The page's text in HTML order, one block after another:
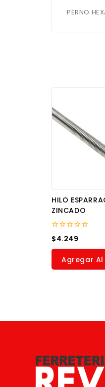
PERNO
HILO
ZINCADO
0
out
of
$4.249
Agregar